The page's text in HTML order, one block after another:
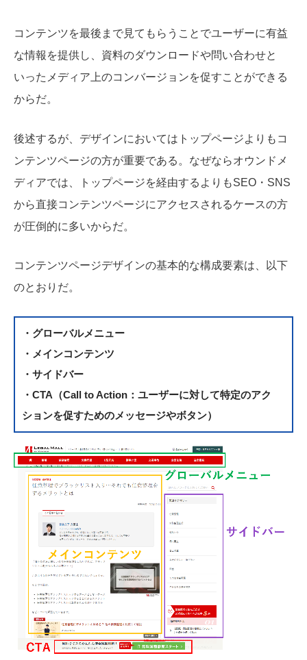
コンテンツを最後まで見てもらうことでユーザーに有益
な情報を提供し、資料のダウンロードや問い合わせと
いったメディア上のコンバージョンを促すことができる
からだ。
後述するが、デザインにおいてはトップページよりもコ
ンテンツページの方が重要である。なぜならオウンドメ
ディアでは、トップページを経由するよりもSEO・SNS
から直接コンテンツページにアクセスされるケースの方
が圧倒的に多いからだ。
コンテンツページデザインの基本的な構成要素は、以下
のとおりだ。
・グローバルメニュー
・メインコンテンツ
・サイドバー
・CTA（Call to Action：ユーザーに対して特定のアク
ションを促すためのメッセージやボタン）